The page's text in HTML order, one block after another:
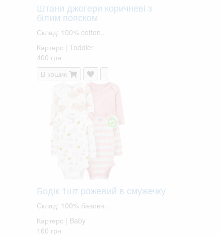
Штани джогери коричневі з
білим пояском
Склад: 100% cotton..
Картерс | Toddler
400 грн
В кошик
Бодік 1шт рожевий в смужечку
Склад: 100% бавовн..
Картерс | Baby
160 грн